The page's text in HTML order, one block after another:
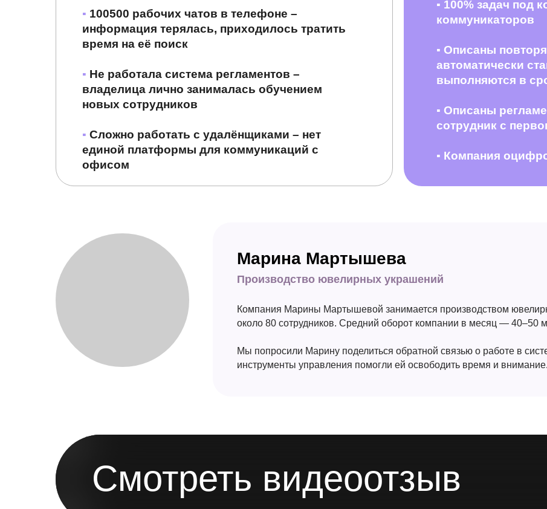
▪ 100500 рабочих чатов в телефоне –
информация терялась, приходилось тратить
время на её поиск
▪ Не работала система регламентов –
владелица лично занималась обучением
новых сотрудников
▪ Сложно работать с удалёнщиками – нет
единой платформы для коммуникаций с
офисом
▪ 100% задач под
коммуникаторов
▪ Описаны
автоматически
выполняются в
▪ Описаны
сотрудник с
▪ Компания
Марина Мартышева
Производство ювелирных украшений
Компания Марины Мартышевой занимается производством
около 80 сотрудников. Средний оборот компании в месяц — 40–50
Мы попросили Марину поделиться обратной связью о работе в
инструменты управления помогли ей освободить время и внимание.
Смотреть видеоотзыв